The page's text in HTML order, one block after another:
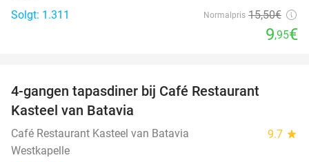
Solgt: 1.311
Normalpris 15,50€
9,95€
4-gangen tapasdiner bij Café Restaurant
Kasteel van Batavia
Café Restaurant Kasteel van Batavia 9.7 star
Westkapelle